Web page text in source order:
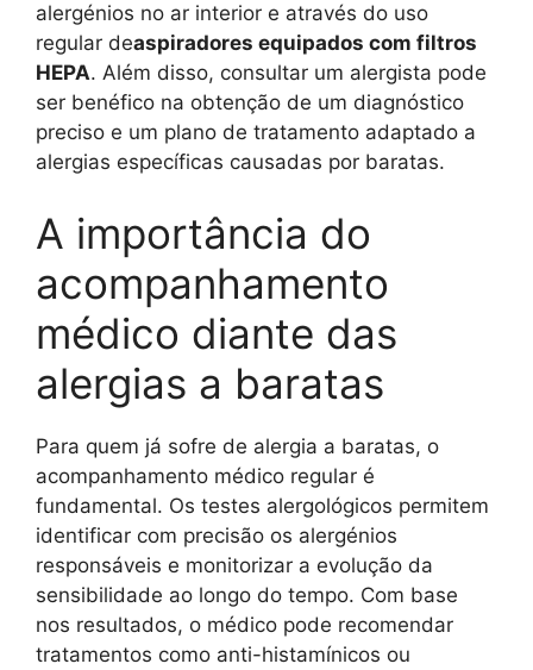
alergénios no ar interior e através do uso
regular deaspiradores equipados com filtros
HEPA. Além disso, consultar um alergista pode
ser benéfico na obtenção de um diagnóstico
preciso e um plano de tratamento adaptado a
alergias específicas causadas por baratas.
A importância do
acompanhamento
médico diante das
alergias a baratas
Para quem já sofre de alergia a baratas, o
acompanhamento médico regular é
fundamental. Os testes alergológicos permitem
identificar com precisão os alergénios
responsáveis ​​e monitorizar a evolução da
sensibilidade ao longo do tempo. Com base
nos resultados, o médico pode recomendar
tratamentos como anti-histamínicos ou